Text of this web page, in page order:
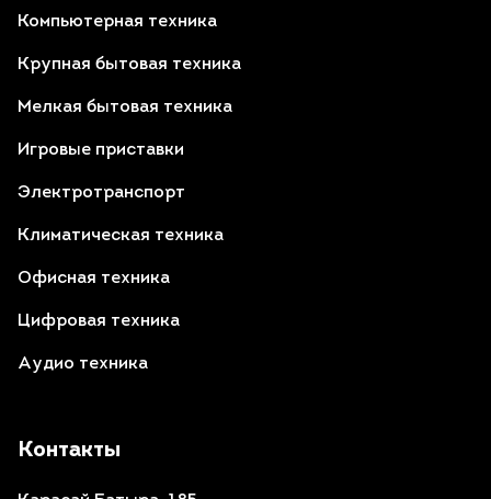
Контакты
Компьютерная техника
Крупная бытовая техника
Мелкая бытовая техника
Игровые приставки
Электротранспорт
Климатическая техника
Офисная техника
Цифровая техника
Аудио техника